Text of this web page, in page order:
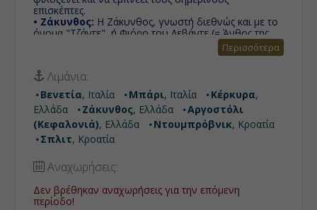
επισκέπτες.
• Ζάκυνθος: Η Ζάκυνθος, γνωστή διεθνώς και με το
όνομα "Τζάντε", ή Φιόρο του Λεβάντε (= Άνθος της
Ανατολής) κατά τους Βενετσιάνους, είναι ένα από τα
νησιά των Επτανήσων. Είναι το ενδέκατο σε έκταση
ελληνικό νησί και το τρίτο (μετά την Κεφαλονιά και
την Κέρκυρα) και δεύτερο σε πληθυσμό νησί των
Ιονίων νήσων.
• Αργοστόλι (Kεφαλονιά): Αμφιθεατρικά χτισμένη
πόλη, το Αργοστόλι βρίσκεται ακριβώς στη μέση του
κόλπου Κουτάβου, κουβαλώντας μία σημαντική
ιστορική διαδρομή.
• Ντουμπρόβνικ:
των Βαλκανίων», είναι διεθνής προορισμός – και
δικαίως. Θα το δείτε να φιγουράρει σε ταξιδιωτικά
πρωταγωνιστεί σε sites και blogs ανά τον κόσμο.
• Σπλιτ:
Περισσότερα
Λιμάνια:
Βενετία, Ιταλία Μπάρι, Ιταλία Κέρκυρα,
Ελλάδα
Ζάκυνθος, Ελλάδα
Αργοστόλι
(Kεφαλονιά), Ελλάδα Ντουμπρόβνικ, Κροατία
Σπλιτ, Κροατία
Αναχωρήσεις:
Δεν βρέθηκαν αναχωρήσεις για την επόμενη
περίοδο!